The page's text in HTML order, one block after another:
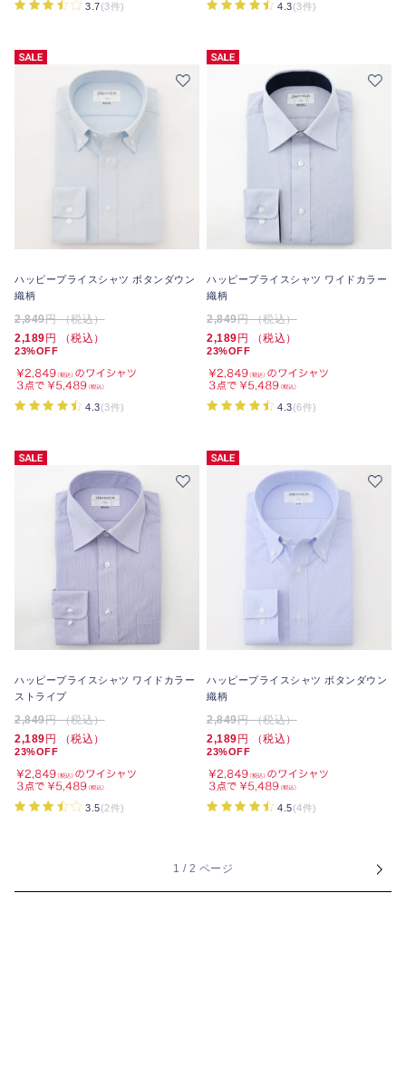
3.7(3件) 4.3(3件)
ハッピープライスシャツ ボタンダウン
織柄
2,849円 （税込）
2,189円 （税込）
23%OFF
4.3(3件)
ハッピープライスシャツ ワイドカラー
織柄
2,849円 （税込）
2,189円 （税込）
23%OFF
4.3(6件)
ハッピープライスシャツ ワイドカラー
ストライプ
2,849円 （税込）
2,189円 （税込）
23%OFF
3.5(2件)
ハッピープライスシャツ ボタンダウン
織柄
2,849円 （税込）
2,189円 （税込）
23%OFF
4.5(4件)
1 / 2 ページ